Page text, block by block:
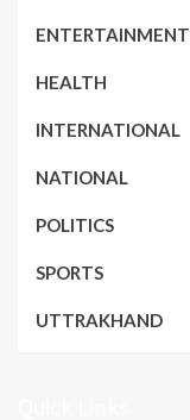
ENTERTAINMENT
HEALTH
INTERNATIONAL
NATIONAL
POLITICS
SPORTS
UTTRAKHAND